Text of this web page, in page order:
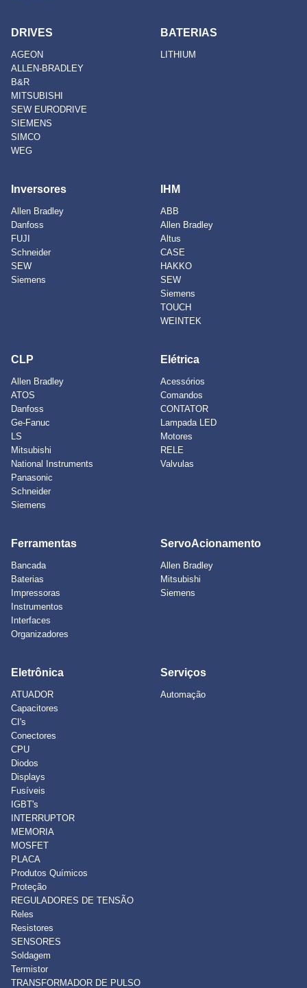
DRIVES
AGEON
ALLEN-BRADLEY
B&R
MITSUBISHI
SEW EURODRIVE
SIEMENS
SIMCO
WEG
BATERIAS
LITHIUM
Inversores
Allen Bradley
Danfoss
FUJI
Schneider
SEW
Siemens
IHM
ABB
Allen Bradley
Altus
CASE
HAKKO
SEW
Siemens
TOUCH
WEINTEK
CLP
Allen Bradley
ATOS
Danfoss
Ge-Fanuc
LS
Mitsubishi
National Instruments
Panasonic
Schneider
Siemens
Elétrica
Acessórios
Comandos
CONTATOR
Lampada LED
Motores
RELE
Valvulas
Ferramentas
Bancada
Baterias
Impressoras
Instrumentos
Interfaces
Organizadores
ServoAcionamento
Allen Bradley
Mitsubishi
Siemens
Eletrônica
ATUADOR
Capacitores
CI's
Conectores
CPU
Diodos
Displays
Fusíveis
IGBT's
INTERRUPTOR
MEMORIA
MOSFET
PLACA
Produtos Químicos
Proteção
REGULADORES DE TENSÃO
Reles
Resistores
SENSORES
Soldagem
Termistor
TRANSFORMADOR DE PULSO
Serviços
Automação